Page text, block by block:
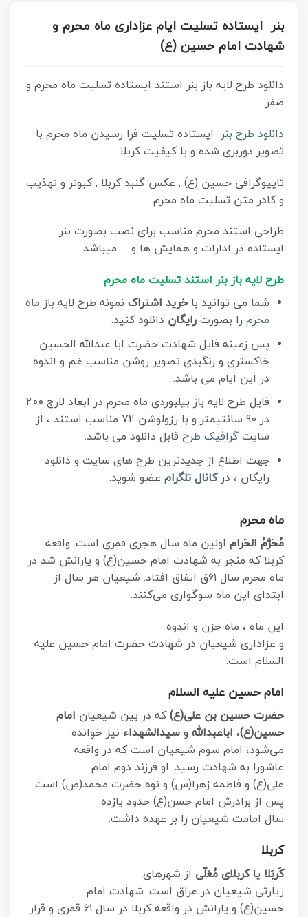
بنر ایستاده تسلیت ایام عزاداری ماه محرم و
شهادت امام حسین (ع)
دانلود طرح لایه باز بنر استند ایستاده تسلیت ماه محرم و
صفر
دانلود طرح بنر
ایستاده تسلیت فرا رسیدن ماه محرم با
تصویر دوربری شده و با کیفیت کربلا
تایپوگرافی حسین (ع) , عکس گنبد کربلا , کبوتر و تهذیب
و کادر متن تسلیت ماه محرم
طراحی استند محرم مناسب برای نصب بصورت بنر
ایستاده در ادارات و همایش ها و … میباشد.
طرح لایه باز بنر استند تسلیت ماه محرم
شما می توانید با خرید اشتراکنمونه طرح لایه باز ماه
محرمرا بصورت رایگان دانلود کنید.
پس زمینه فایل شهادت حضرت ابا عبدالله الحسین
خاکستری و رنگبدی تصویر روشن مناسب غم و اندوه
در این ایام می باشد.
فایل طرح لایه باز بیلبوردی ماه محرم در ابعاد لارج 200
در 90 سانتیمتر و با رزولوشن 72 مناسب استند ، از
سایت گرافیک طرحقابل دانلود می باشد.
جهت اطلاع از جدیدترین طرح های سایت و دانلود
رایگان ، درکانال تلگرامعضو شوید.
ماه محرم
مُحَرَّمُ الحَرام اولین ماه سال هجری قمری است. واقعه
کربلا که منجر به شهادت امام حسین(ع) و یارانش شد در
ماه محرم سال ۶۱ق اتفاق افتاد. شیعیان هر سال از
ابتدای این ماه سوگواری می‌کنند.
این ماه ، ماه حزن و اندوه
و عزاداری شیعیان در شهادت حضرت امام حسین علیه
السلام است.
امام حسین علیه السلام
حضرت حسین بن علی(ع)که در بین شیعیان امام
حسین(ع)، اباعبدالله و سیدالشهداء نیز خوانده
می‌شود، امام سوم شیعیان است که در واقعه
عاشورا به شهادت رسید. او فرزند دوم امام
علی(ع) و فاطمه زهرا(س) و نوه حضرت محمد(ص) است.
پس از برادرش امام حسن(ع) حدود یازده
سال امامت شیعیان را بر عهده داشت.
کربلا
کَربَلا یاکربلای مُعَلّی از شهرهای
زیارتی شیعیان در عراق است. شهادت امام
حسین(ع) و یارانش در واقعه کربلا در سال ۶۱ قمری و قرار